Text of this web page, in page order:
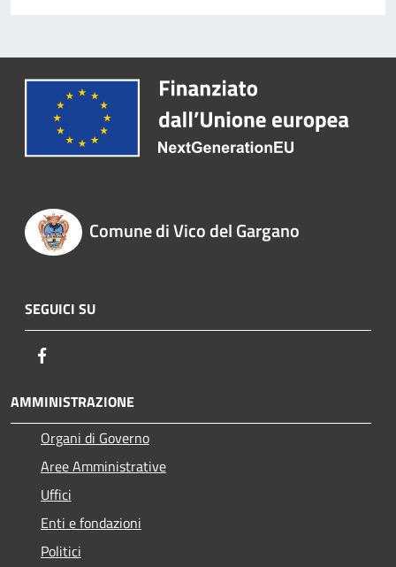
Comune di Vico del Gargano
SEGUICI SU
AMMINISTRAZIONE
Organi di Governo
Aree Amministrative
Uffici
Enti e fondazioni
Politici